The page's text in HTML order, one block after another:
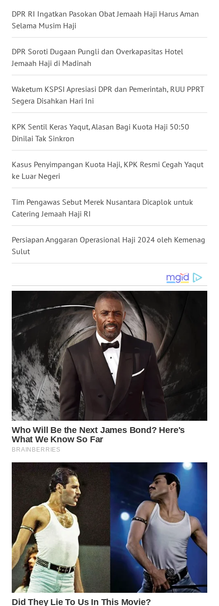
DPR RI Ingatkan Pasokan Obat Jemaah Haji Harus Aman
Selama Musim Haji
DPR Soroti Dugaan Pungli dan Overkapasitas Hotel
Jemaah Haji di Madinah
Waketum KSPSI Apresiasi DPR dan Pemerintah, RUU PPRT
Segera Disahkan Hari Ini
KPK Sentil Keras Yaqut, Alasan Bagi Kuota Haji 50:50
Dinilai Tak Sinkron
Kasus Penyimpangan Kuota Haji, KPK Resmi Cegah Yaqut
ke Luar Negeri
Tim Pengawas Sebut Merek Nusantara Dicaplok untuk
Catering Jemaah Haji RI
Persiapan Anggaran Operasional Haji 2024 oleh Kemenag
Sulut
WN
NUSANTARA
WN
JOGJA
WN
JATIM
BALI
KALBAR
KALTENG
KALTARA
WN
KALTIM
SULSEL
WN
GORONTALO
WN
SULUT
WN
MALUT
WN
DAIRI
WN
DANAU
TOBA
WN